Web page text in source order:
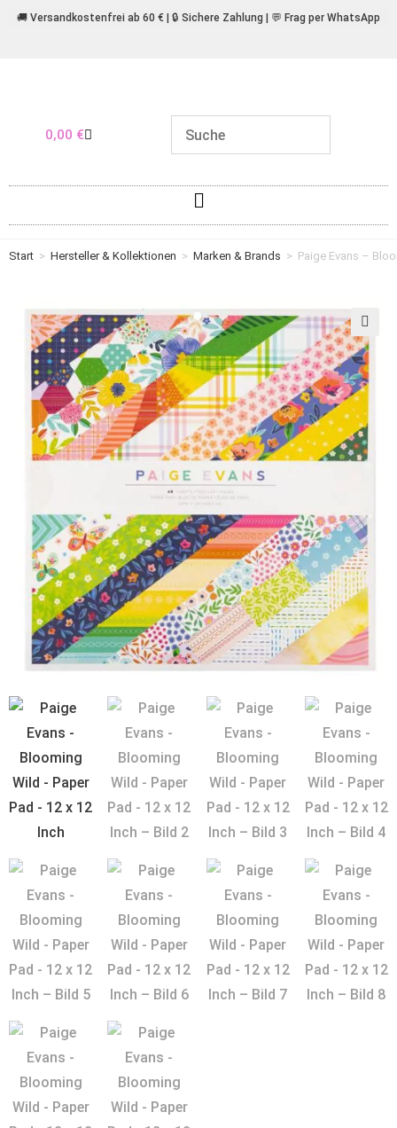
🚚 Versandkostenfrei ab 60 € | 🔒 Sichere Zahlung | 💬 Frag per WhatsApp
0,00 €
Start > Hersteller & Kollektionen > Marken & Brands > Paige Evans –
🔍